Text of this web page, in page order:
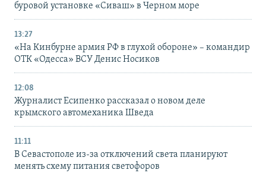
буровой установке «Сиваш» в Черном море
13:27
«На Кинбурне армия РФ в глухой обороне» – командир
ОТК «Одесса» ВСУ Денис Носиков
12:08
Журналист Есипенко рассказал о новом деле
крымского автомеханика Шведа
11:11
В Севастополе из-за отключений света планируют
менять схему питания светофоров